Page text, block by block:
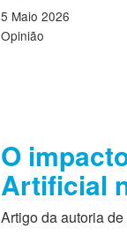
5 Maio 2026
Opinião
O
Artificial
Artigo da autoria